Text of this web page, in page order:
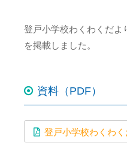
登戸小学校わくわくだよ
を掲載しました。
資料（PDF）
登戸小学校わくわ